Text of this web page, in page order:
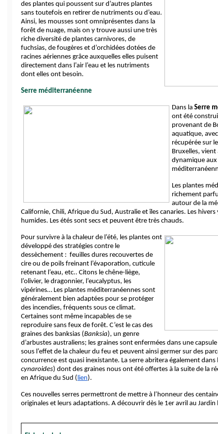
des plantes qui poussent sur d’autres plantes
sans toutefois en retirer de nutriments ou d’eau.
Ainsi, les mousses sont omniprésentes dans la
forêt de nuage, mais on y trouve aussi une très
riche diversité de plantes carnivores, de
fuchsias, de fougères et d’orchidées dotées de
racines aériennes grâce auxquelles elles puisent
directement dans l’air l’eau et les nutriments
dont elles ont besoin.
Serre méditerranéenne
Dans la Serre
ont été
provenant de
aquatique,
récupérée sur
Bruxelles,
dynamique
Les plantes
richement
autour de la
Californie, Chili, Afrique du Sud, Australie et îles canaries. Les
humides. Les étés sont secs et peuvent être très chauds.
Pour survivre à la chaleur de l’été, les plantes ont
développé des stratégies contre le
dessèchement :  feuilles dures recouvertes de
cire ou de poils freinant l’évaporation, cuticule
retenant l’eau, etc.. Citons le chêne-liège,
l’olivier, le dragonnier, l’eucalyptus, les
vipérines… Les plantes méditerranéennes sont
généralement bien adaptées pour se protéger
des incendies, fréquents sous ce climat.
Certaines sont même incapables de se
reproduire sans feux de forêt. C’est le cas des
graines des banksias (Banksia), un genre
d’arbustes australiens; les graines sont enfermées dans une
sous l’effet de la chaleur du feu et peuvent ainsi germer sur des
concurrence est quasi inexistante. La serre abritera également
cynaroides) dont des graines nous ont été offertes à la suite de la
en Afrique du Sud (lien).
Ces nouvelles serres permettront de mettre à l’honneur des
originales et leurs adaptations. A découvrir dès le 1er avril au